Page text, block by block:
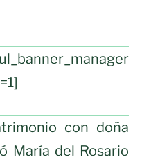
con doña
María del Rosario